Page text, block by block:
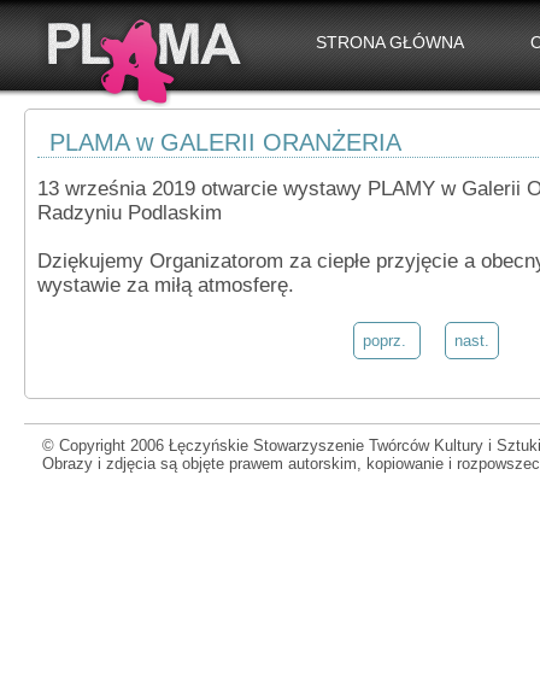
STRONA GŁÓWNA
PLAMA w GALERII ORANŻERIA
13 września 2019 otwarcie wystawy PLAMY w Galerii
Radzyniu Podlaskim
Dziękujemy Organizatorom za ciepłe przyjęcie a
wystawie za miłą atmosferę.
poprz. nast.
© Copyright 2006 Łęczyńskie Stowarzyszenie Twórców Kultury i
Obrazy i zdjęcia są objęte prawem autorskim, kopiowanie i